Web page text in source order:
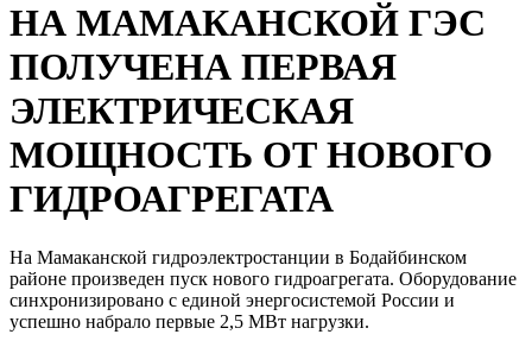
НА МАМАКАНСКОЙ ГЭС
ПОЛУЧЕНА ПЕРВАЯ
ЭЛЕКТРИЧЕСКАЯ
МОЩНОСТЬ ОТ НОВОГО
ГИДРОАГРЕГАТА
На Мамаканской гидроэлектростанции в Бодайбинском
районе произведен пуск нового гидроагрегата. Оборудование
синхронизировано с единой энергосистемой России и
успешно набрало первые 2,5 МВт нагрузки.